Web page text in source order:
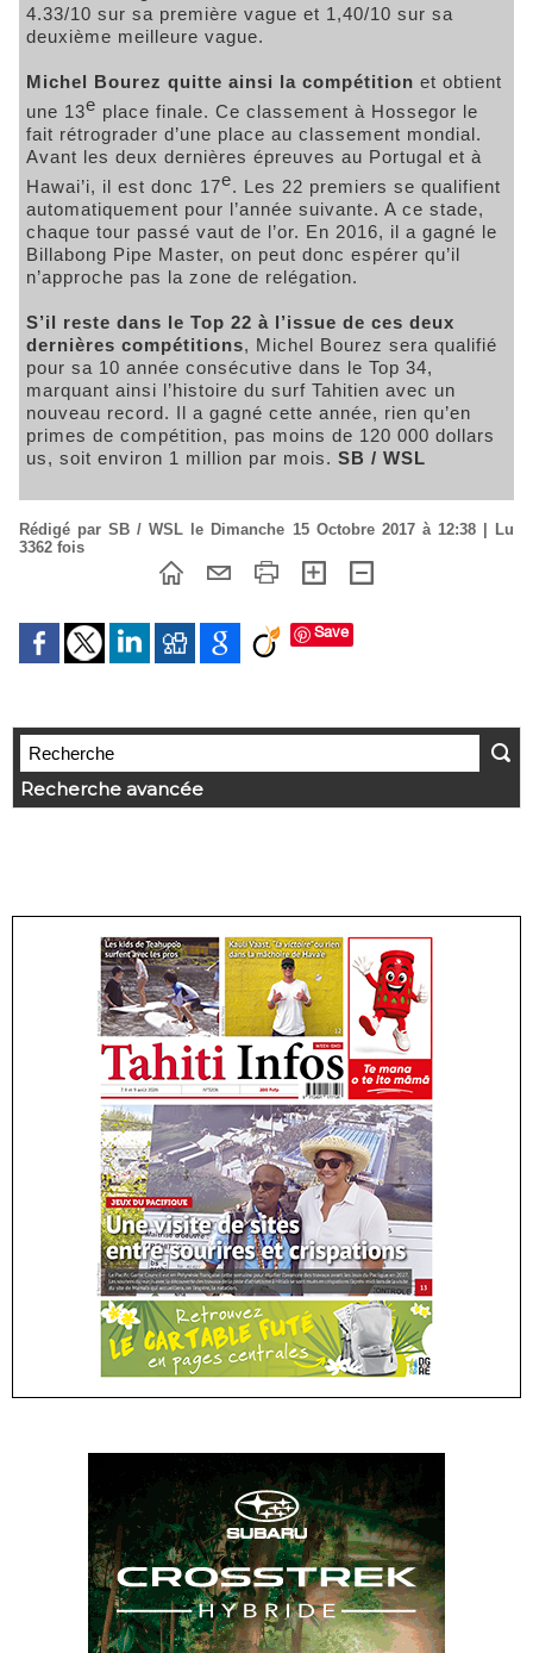
4.33/10 sur sa première vague et 1,40/10 sur sa
deuxième meilleure vague.
Michel Bourez quitte ainsi la compétition et obtient
une 13e place finale. Ce classement à Hossegor le
fait rétrograder d’une place au classement mondial.
Avant les deux dernières épreuves au Portugal et à
Hawai’i, il est donc 17e. Les 22 premiers se qualifient
automatiquement pour l’année suivante. A ce stade,
chaque tour passé vaut de l’or. En 2016, il a gagné le
Billabong Pipe Master, on peut donc espérer qu’il
n’approche pas la zone de relégation.
S’il reste dans le Top 22 à l’issue de ces deux
dernières compétitions, Michel Bourez sera qualifié
pour sa 10 année consécutive dans le Top 34,
marquant ainsi l’histoire du surf Tahitien avec un
nouveau record. Il a gagné cette année, rien qu’en
primes de compétition, pas moins de 120 000 dollars
us, soit environ 1 million par mois. SB / WSL
Rédigé par SB / WSL le Dimanche 15 Octobre 2017 à 12:38 | Lu
3362 fois
Save
Recherche avancée